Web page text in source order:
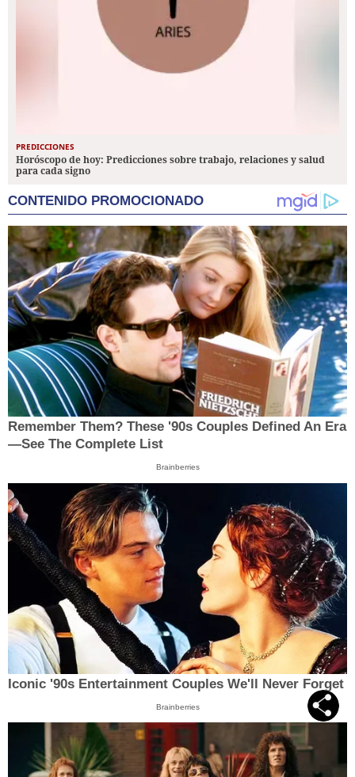
PREDICCIONES
Horóscopo de hoy: Predicciones sobre trabajo, relaciones y salud
para cada signo
CONTENIDO PROMOCIONADO
Remember Them? These '90s Couples Defined An Era
—See The Complete List
Brainberries
Iconic '90s Entertainment Couples We'll Never Forget
Brainberries